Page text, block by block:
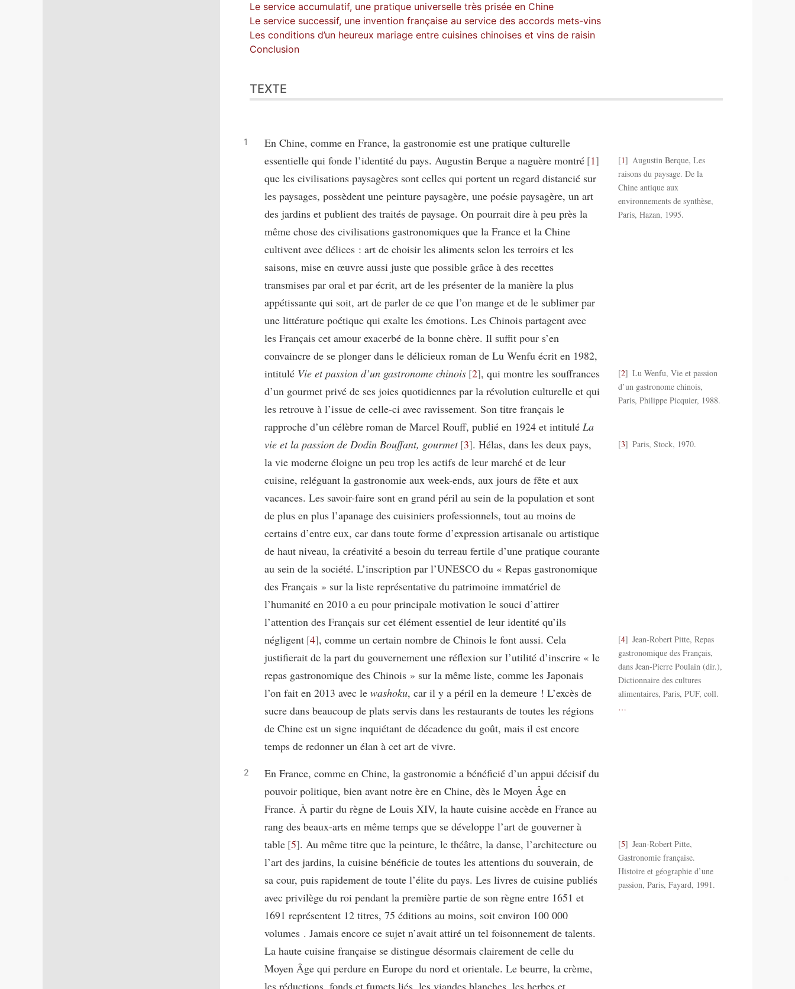
Le service accumulatif, une pratique universelle très prisée en Chine
Le service successif, une invention française au service des accords mets-vins
Les conditions d’un heureux mariage entre cuisines chinoises et vins de raisin
Conclusion
TEXTE
En Chine, comme en France, la gastronomie est une pratique culturelle
essentielle qui fonde l’identité du pays. Augustin Berque a naguère montré 1
que les civilisations paysagères sont celles qui portent un regard distancié sur
les paysages, possèdent une peinture paysagère, une poésie paysagère, un art
des jardins et publient des traités de paysage. On pourrait dire à peu près la
même chose des civilisations gastronomiques que la France et la Chine
cultivent avec délices : art de choisir les aliments selon les terroirs et les
saisons, mise en œuvre aussi juste que possible grâce à des recettes
transmises par oral et par écrit, art de les présenter de la manière la plus
appétissante qui soit, art de parler de ce que l’on mange et de le sublimer par
une littérature poétique qui exalte les émotions. Les Chinois partagent avec
les Français cet amour exacerbé de la bonne chère. Il suffit pour s’en
convaincre de se plonger dans le délicieux roman de Lu Wenfu écrit en 1982,
intitulé Vie et passion d’un gastronome chinois 2 , qui montre les souffrances
d’un gourmet privé de ses joies quotidiennes par la révolution culturelle et qui
les retrouve à l’issue de celle-ci avec ravissement. Son titre français le
rapproche d’un célèbre roman de Marcel Rouff, publié en 1924 et intitulé La
vie et la passion de Dodin Bouffant, gourmet 3 . Hélas, dans les deux pays,
la vie moderne éloigne un peu trop les actifs de leur marché et de leur
cuisine, reléguant la gastronomie aux week-ends, aux jours de fête et aux
vacances. Les savoir-faire sont en grand péril au sein de la population et sont
de plus en plus l’apanage des cuisiniers professionnels, tout au moins de
certains d’entre eux, car dans toute forme d’expression artisanale ou artistique
de haut niveau, la créativité a besoin du terreau fertile d’une pratique courante
au sein de la société. L’inscription par l’UNESCO du « Repas gastronomique
des Français » sur la liste représentative du patrimoine immatériel de
l’humanité en 2010 a eu pour principale motivation le souci d’attirer
l’attention des Français sur cet élément essentiel de leur identité qu’ils
négligent 4 , comme un certain nombre de Chinois le font aussi. Cela
justifierait de la part du gouvernement une réflexion sur l’utilité d’inscrire « le
repas gastronomique des Chinois » sur la même liste, comme les Japonais
l’on fait en 2013 avec le washoku, car il y a péril en la demeure ! L’excès de
sucre dans beaucoup de plats servis dans les restaurants de toutes les régions
de Chine est un signe inquiétant de décadence du goût, mais il est encore
temps de redonner un élan à cet art de vivre.
En France, comme en Chine, la gastronomie a bénéficié d’un appui décisif du
pouvoir politique, bien avant notre ère en Chine, dès le Moyen Âge en
France. À partir du règne de Louis XIV, la haute cuisine accède en France au
rang des beaux-arts en même temps que se développe l’art de gouverner à
table 5 . Au même titre que la peinture, le théâtre, la danse, l’architecture ou
l’art des jardins, la cuisine bénéficie de toutes les attentions du souverain, de
sa cour, puis rapidement de toute l’élite du pays. Les livres de cuisine publiés
avec privilège du roi pendant la première partie de son règne entre 1651 et
1691 représentent 12 titres, 75 éditions au moins, soit environ 100 000
volumes . Jamais encore ce sujet n’avait attiré un tel foisonnement de talents.
La haute cuisine française se distingue désormais clairement de celle du
Moyen Âge qui perdure en Europe du nord et orientale. Le beurre, la crème,
les réductions, fonds et fumets liés, les viandes blanches, les herbes et
1
Augustin Berque, Les
raisons du paysage. De la
Chine antique aux
environnements de synthèse,
Paris, Hazan, 1995.
2
Lu Wenfu, Vie et passion
d’un gastronome chinois,
Paris, Philippe Picquier, 1988.
3 Paris, Stock, 1970.
4
Jean-Robert Pitte, Repas
gastronomique des Français,
dans Jean-Pierre Poulain (dir.),
Dictionnaire des cultures
alimentaires, Paris, PUF, coll.
…
5
Jean-Robert Pitte,
Gastronomie française.
Histoire et géographie d’une
passion, Paris, Fayard, 1991.